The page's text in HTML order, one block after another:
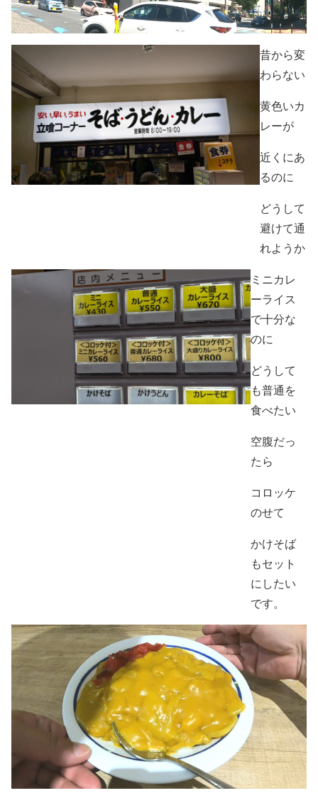
昔から変
わらない
黄色いカ
レーが
近くにあ
るのに
どうして
避けて通
れようか
ミニカレ
ーライス
で十分な
のに
どうして
も普通を
食べたい
空腹だっ
たら
コロッケ
のせて
かけそば
もセット
にしたい
です。